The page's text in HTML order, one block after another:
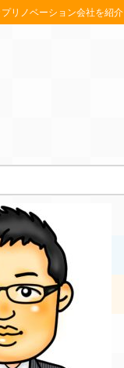
リノベーション会社を紹介